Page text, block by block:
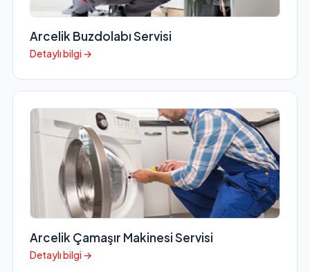
Arcelik Buzdolabı Servisi
Detaylı bilgi →
Arcelik Çamaşır Makinesi Servisi
Detaylı bilgi →